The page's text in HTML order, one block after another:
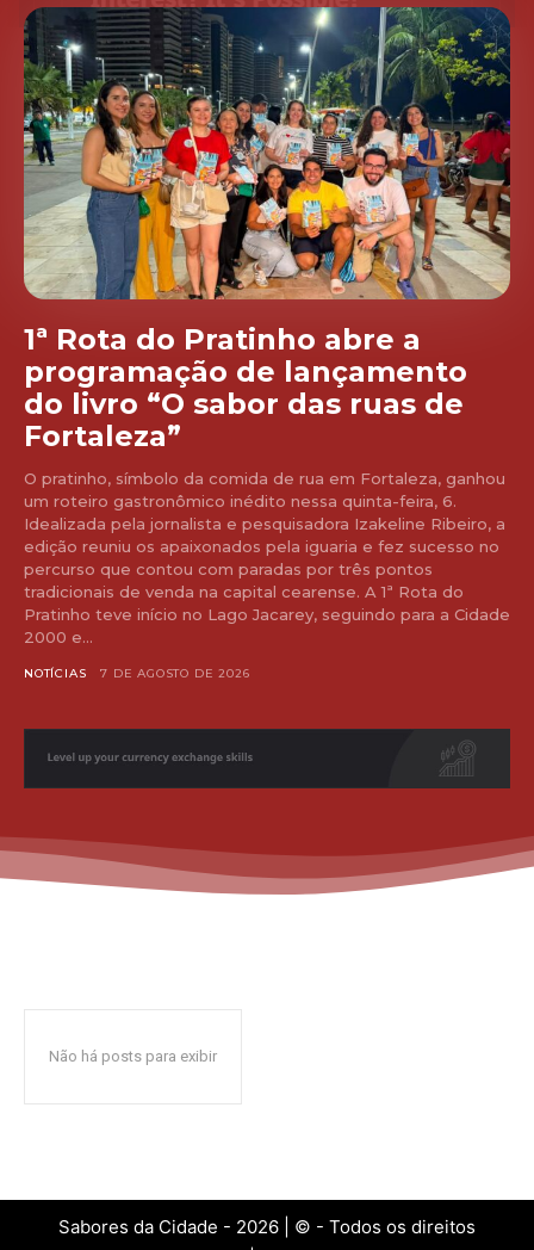
1ª Rota do Pratinho abre a
programação de lançamento
do livro “O sabor das ruas de
Fortaleza”
O pratinho, símbolo da comida de rua em Fortaleza, ganhou
um roteiro gastronômico inédito nessa quinta-feira, 6.
Idealizada pela jornalista e pesquisadora Izakeline Ribeiro, a
edição reuniu os apaixonados pela iguaria e fez sucesso no
percurso que contou com paradas por três pontos
tradicionais de venda na capital cearense. A 1ª Rota do
Pratinho teve início no Lago Jacarey, seguindo para a Cidade
2000 e...
NOTÍCIAS 7 DE AGOSTO DE 2026
Não há posts para exibir
Sabores da Cidade - 2026 | © - Todos os direitos